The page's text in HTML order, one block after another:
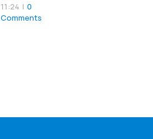
11:24 | 0
Comments